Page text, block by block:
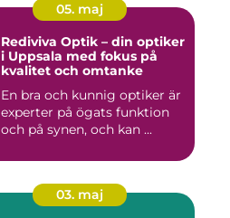
05. maj
Rediviva Optik – din optiker
i Uppsala med fokus på
kvalitet och omtanke
En bra och kunnig optiker är
experter på ögats funktion
och på synen, och kan ...
03. maj